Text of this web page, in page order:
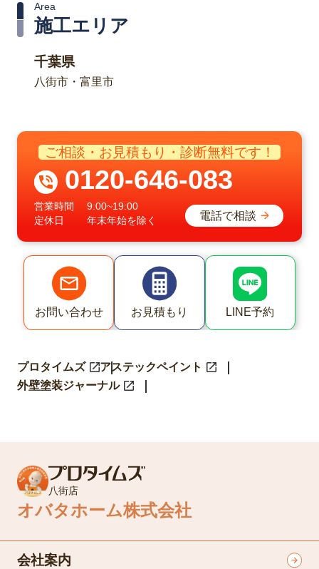
施工エリア
Area
千葉県
八街市・富里市
ご相談・お見積もり・診断無料です！
0120-646-083
営業時間
9:00~19:00
定休日
年末年始を除く 電話で相談
お問い合わせ お見積もり LINE予約
プロタイムズ
アステックペイント
外壁塗装ジャーナル
八街店
オバタホーム株式会社
会社案内